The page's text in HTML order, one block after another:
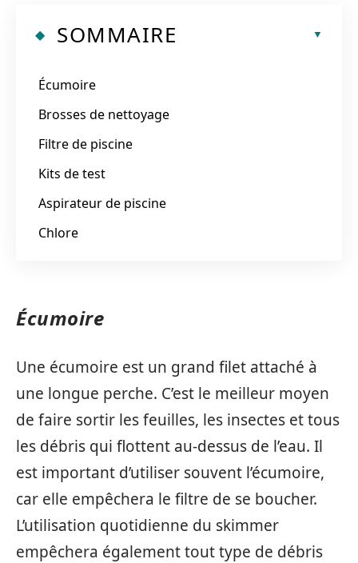
SOMMAIRE
Écumoire
Brosses de nettoyage
Filtre de piscine
Kits de test
Aspirateur de piscine
Chlore
Écumoire
Une écumoire est un grand filet attaché à
une longue perche. C’est le meilleur moyen
de faire sortir les feuilles, les insectes et tous
les débris qui flottent au-dessus de l’eau. Il
est important d’utiliser souvent l’écumoire,
car elle empêchera le filtre de se boucher.
L’utilisation quotidienne du skimmer
empêchera également tout type de débris